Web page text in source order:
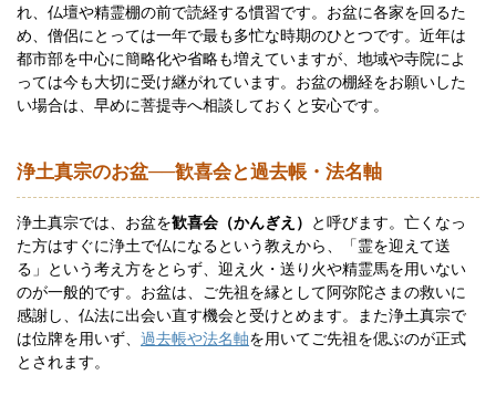
れ、仏壇や精霊棚の前で読経する慣習です。お盆に各家を回るた
め、僧侶にとっては一年で最も多忙な時期のひとつです。近年は
都市部を中心に簡略化や省略も増えていますが、地域や寺院によ
っては今も大切に受け継がれています。お盆の棚経をお願いした
い場合は、早めに菩提寺へ相談しておくと安心です。
浄土真宗のお盆──歓喜会と過去帳・法名軸
浄土真宗では、お盆を歓喜会（かんぎえ）
と呼びます。亡くなっ
た方はすぐに浄土で仏になるという教えから、「霊を迎えて送
る」という考え方をとらず、迎え火・送り火や精霊馬を用いない
のが一般的です。お盆は、ご先祖を縁として阿弥陀さまの救いに
感謝し、仏法に出会い直す機会と受けとめます。また浄土真宗で
は位牌を用いず、 過去帳や法名軸を用いてご先祖を偲ぶのが正式
とされます。